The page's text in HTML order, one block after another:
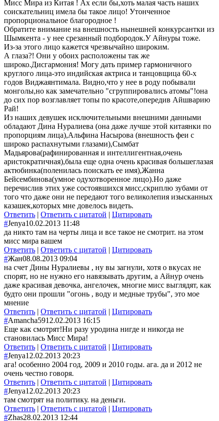
Мисс Мира из Китая ! Ах если бы,хоть малая часть наших
соискательниц имела бы такое лицо! Утонченное
пропорциональное благородное !
Обратите внимание на внешность нынешней конкурсантки из
Шымкента - у нее срезанный подбородок.У Айнуры тоже.
Из-за этого лицо кажется чрезвычайно широким.
А глаза?! Они у обоих расположены так же
широко.Дисгармония! Могу дать пример гармоничного
круглого лица-это индийская актриса и танцовщица 60-х
годов Виджаянтимала. Видно,что у нее в роду побывали
монголы,но как замечательно "сгруппировались атомы"!она
до сих пор возглавляет топы по красоте,опередив Айшварию
Рай!
Из наших девушек исключительными внешними данными
обладают Дина Нуралиева (она даже лучше этой китаянки по
пропорциям лица),Альфина Насырова (внешность феи с
широко распахнутыми глазами),Сымбат
Мадьярова(рафинированная и интеллигентная,очень
аристократичная),была еще одна очень красивая большеглазая
актюбинка(поленилась поискать ее имя),Жанна
Бейсембинова(умное одухотворенное лицо).Но даже
перечислив этих уже состоявшихся мисс,скриплю зубами от
того что даже они не передают того великолепия изысканных
казашек,которых мне довелось видеть.
Ответить | Ответить с цитатой | Цитировать
#Jenya10.02.2013 11:48
да никто там на черты лица и все такое не смотрит. на этом
мисс мира вашем
Ответить | Ответить с цитатой | Цитировать
#Жан08.08.2013 09:04
на счет Дины Нуралиевы , ну вы загнули, хотя о вкусах не
спорят, но не нужно его навязывать другим, а Айнур очень
даже красивая девочка, ангелочек, многие мисс выглядят, как
будто они прошли "огонь , воду и медные трубы", это мое
мнение
Ответить | Ответить с цитатой | Цитировать
#Amancha5912.02.2013 16:15
Еще как смотрят!Ни разу уродина нигде и никогда не
становилась Мисс Мира!
Ответить | Ответить с цитатой | Цитировать
#Jenya12.02.2013 20:23
ага! особенно 2004 год, 2009 и 2010 годы. ага. да и 2012 не
очень честно говоря.
Ответить | Ответить с цитатой | Цитировать
#Jenya12.02.2013 20:23
там смотрят на политику. на деньги.
Ответить | Ответить с цитатой | Цитировать
#Zhas28.02.2013 12:44